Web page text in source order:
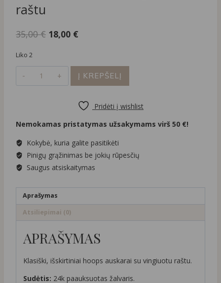
raštu
35,00€ Original
35,00 €.
18,00 €
18,00 €.
Liko 2
vingiuotu
Į KREPŠELĮ
Pridėti į wishlist
Nemokamas pristatymas užsakymams virš 50 €!
Kokybė, kuria galite pasitikėti
Pinigų grąžinimas be jokių rūpesčių
Saugus atsiskaitymas
Aprašymas
Atsiliepimai (0)
APRAŠYMAS
Klasiški, išskirtiniai hoops auskarai su vingiuotu raštu.
Sudėtis: 24k paauksuotas žalvaris.